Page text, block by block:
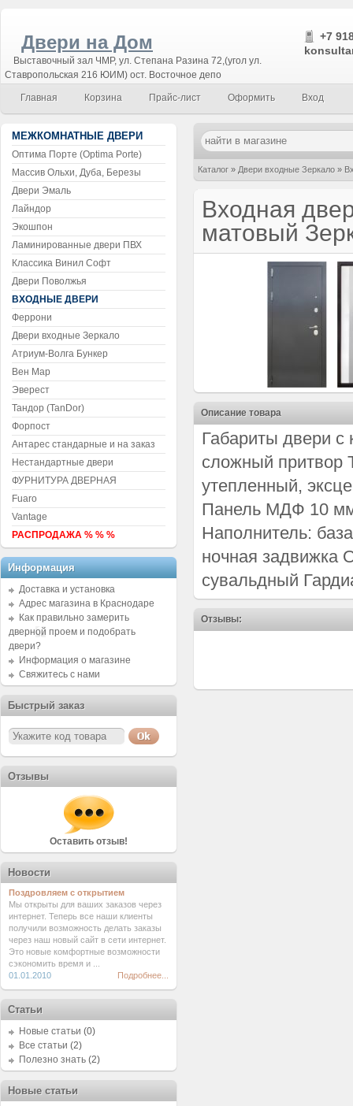
Двери на Дом
Выставочный зал ЧМР, ул. Степана Разина 72,(угол ул.
Ставропольская 216 ЮИМ) ост. Восточное депо
+7
Главная Корзина Прайс-лист Оформить Вход
Каталог » Двери входные Зеркало »
Входная
матовый
Описание товара
Габариты двери с
сложный притвор
утепленный,
Панель МДФ 10
Наполнитель:
ночная задвижка
сувальдный
Отзывы:
МЕЖКОМНАТНЫЕ ДВЕРИ
Оптима Порте (Optima Porte)
Массив Ольхи, Дуба, Березы
Двери Эмаль
Лайндор
Экошпон
Ламинированные двери ПВХ
Классика Винил Софт
Двери Поволжья
ВХОДНЫЕ ДВЕРИ
Феррони
Двери входные Зеркало
Атриум-Волга Бункер
Вен Мар
Эверест
Тандор (TanDor)
Форпост
Антарес стандарные и на заказ
Нестандартные двери
ФУРНИТУРА ДВЕРНАЯ
Fuaro
Vantage
РАСПРОДАЖА % % %
Информация
Доставка и установка
Адрес магазина в Краснодаре
Как правильно замерить
дверной проем и подобрать
двери?
Информация о магазине
Свяжитесь с нами
Быстрый заказ
Отзывы
Оставить отзыв!
Новости
Поздровляем с открытием
Мы открыты для ваших заказов через
интернет. Теперь все наши клиенты
получили возможность делать заказы
через наш новый сайт в сети интернет.
Это новые комфортные возможности
сэкономить время и ...
01.01.2010
Подробнее...
Статьи
Новые статьи (0)
Все статьи (2)
Полезно знать (2)
Новые статьи